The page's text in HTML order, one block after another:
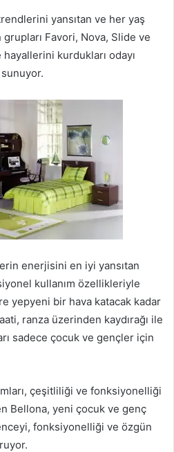
yansıtan ve her yaş
Favori, Nova, Slide ve
kurdukları odayı
enerjisini en iyi yansıtan
kullanım özellikleriyle
yepyeni bir hava katacak kadar
ranza üzerinden kaydırağı ile
sadece çocuk ve gençler için
çeşitliliği ve fonksiyonelliği
Bellona, yeni çocuk ve genç
fonksiyonelliği ve özgün